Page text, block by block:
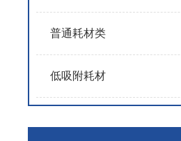
普通耗材类
低吸附耗材